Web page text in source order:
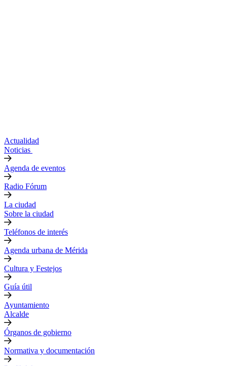
Actualidad
Noticias
Agenda de eventos
Radio Fórum
La ciudad
Sobre la ciudad
Teléfonos de interés
Agenda urbana de Mérida
Cultura y Festejos
Guía útil
Ayuntamiento
Alcalde
Órganos de gobierno
Normativa y documentación